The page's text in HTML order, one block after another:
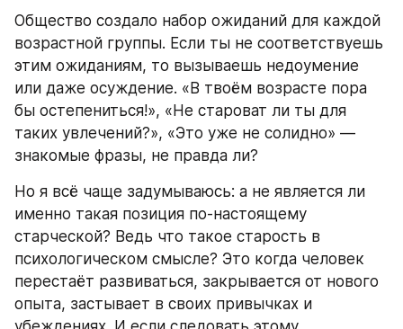
Общество создало набор ожиданий для каждой
возрастной группы. Если ты не соответствуешь
этим ожиданиям, то вызываешь недоумение
или даже осуждение. «В твоём возрасте пора
бы остепениться!», «Не староват ли ты для
таких увлечений?», «Это уже не солидно» —
знакомые фразы, не правда ли?
Но я всё чаще задумываюсь: а не является ли
именно такая позиция по-настоящему
старческой? Ведь что такое старость в
психологическом смысле? Это когда человек
перестаёт развиваться, закрывается от нового
опыта, застывает в своих привычках и